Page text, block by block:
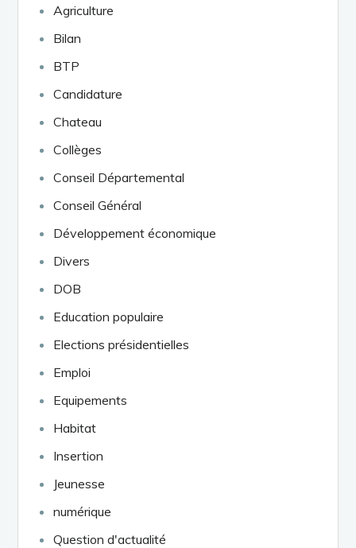
Agriculture
Bilan
BTP
Candidature
Chateau
Collèges
Conseil Départemental
Conseil Général
Développement économique
Divers
DOB
Education populaire
Elections présidentielles
Emploi
Equipements
Habitat
Insertion
Jeunesse
numérique
Question d'actualité